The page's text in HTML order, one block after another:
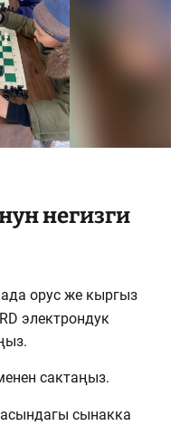
негизги
орус же кыргыз
электрондук
сактаңыз.
сынакка